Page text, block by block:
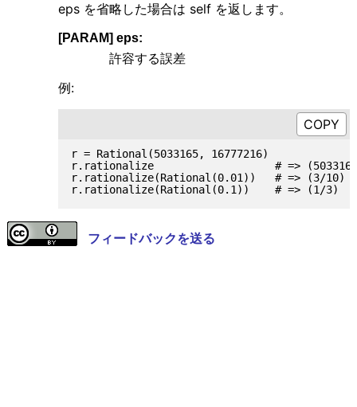
eps を省略した場合は self を返します。
[PARAM] eps:
許容する誤差
例:
r = Rational(5033165, 16777216)
r.rationalize                   # => (5033165/
r.rationalize(Rational(0.01))   # => (3/10)
フィードバックを送る